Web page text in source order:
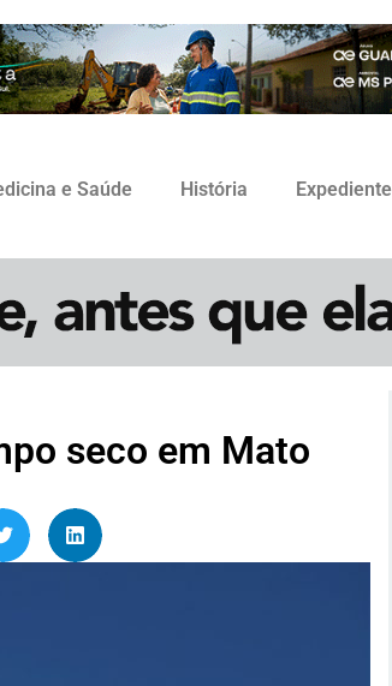
e Saúde História Expediente
seco em Mato